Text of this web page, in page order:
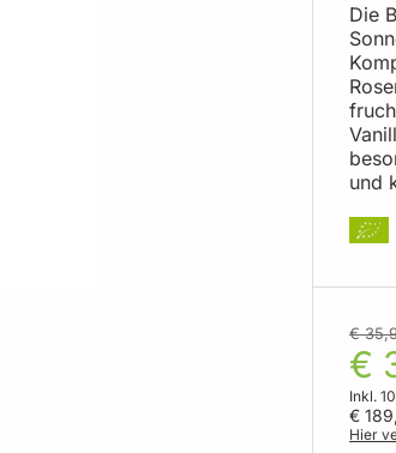
Die
und
€
€
Inkl.
€
Hier